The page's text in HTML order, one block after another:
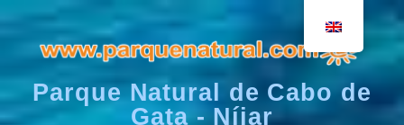
Parque Natural de Cabo de
Gata - Níjar